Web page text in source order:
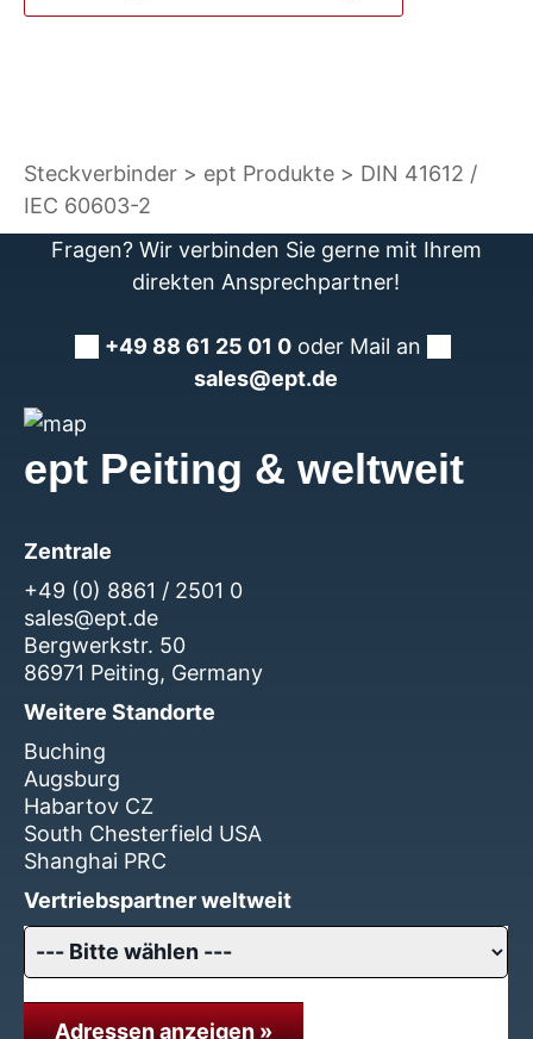
Steckverbinder ept Produkte
DIN 41612 /
IEC 60603-2
Fragen? Wir verbinden Sie gerne mit Ihrem
direkten Ansprechpartner!
+49 88 61 25 01 0 oder Mail an
sales@ept.de
ept Peiting & weltweit
Zentrale
+49 (0) 8861 / 2501 0
sales@ept.de
Bergwerkstr. 50
86971 Peiting, Germany
Weitere Standorte
Buching
Augsburg
Habartov CZ
South Chesterfield USA
Shanghai PRC
Vertriebspartner weltweit
Adressen anzeigen »